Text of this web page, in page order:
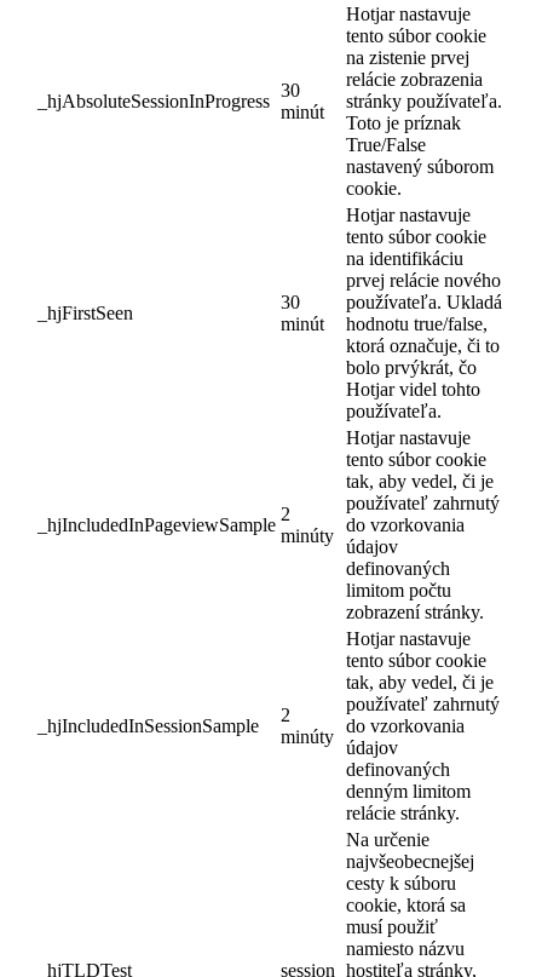
_hjAbsoluteSessionInProgress
30
minút
Hotjar nastavuje
tento súbor cookie
na zistenie prvej
relácie zobrazenia
stránky používateľa.
Toto je príznak
True/False
nastavený súborom
cookie.
_hjFirstSeen
30
minút
Hotjar nastavuje
tento súbor cookie
na identifikáciu
prvej relácie nového
používateľa. Ukladá
hodnotu true/false,
ktorá označuje, či to
bolo prvýkrát, čo
Hotjar videl tohto
používateľa.
_hjIncludedInPageviewSample
2
minúty
Hotjar nastavuje
tento súbor cookie
tak, aby vedel, či je
používateľ zahrnutý
do vzorkovania
údajov
definovaných
limitom počtu
zobrazení stránky.
_hjIncludedInSessionSample
2
minúty
Hotjar nastavuje
tento súbor cookie
tak, aby vedel, či je
používateľ zahrnutý
do vzorkovania
údajov
definovaných
denným limitom
relácie stránky.
_hjTLDTest session
Na určenie
najvšeobecnejšej
cesty k súboru
cookie, ktorá sa
musí použiť
namiesto názvu
hostiteľa stránky,